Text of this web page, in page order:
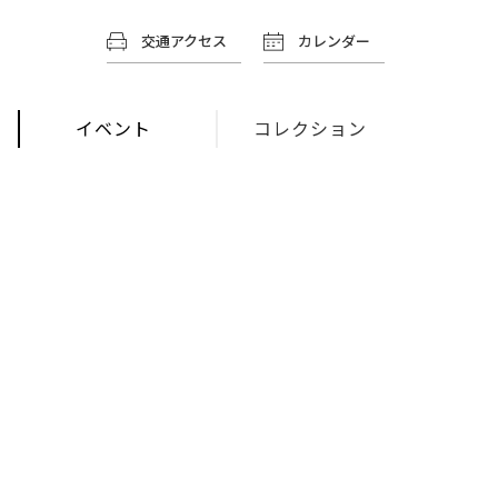
交通アクセス カレンダー
イベント コレクション